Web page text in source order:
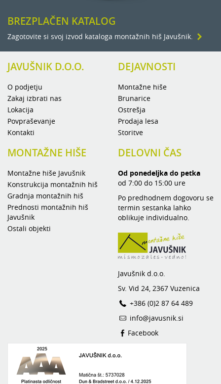
BREZPLAČEN KATALOG
Zagotovite si svoj izvod kataloga montažnih hiš Javušnik.
JAVUŠNIK D.O.O.
O podjetju
Zakaj izbrati nas
Lokacija
Povpraševanje
Kontakti
DEJAVNOSTI
Montažne hiše
Brunarice
Ostrešja
Prodaja lesa
Storitve
MONTAŽNE HIŠE
Montažne hiše Javušnik
Konstrukcija montažnih hiš
Gradnja montažnih hiš
Prednosti montažnih hiš
Javušnik
Ostali objekti
DELOVNI ČAS
Od ponedeljka do petka
od 7:00 do 15:00 ure
Po predhodnem dogovoru se
termin sestanka lahko
oblikuje individualno.
Javušnik d.o.o.
Sv. Vid 24, 2367 Vuzenica
+386 (0)2 87 64 489
info@javusnik.si
Facebook